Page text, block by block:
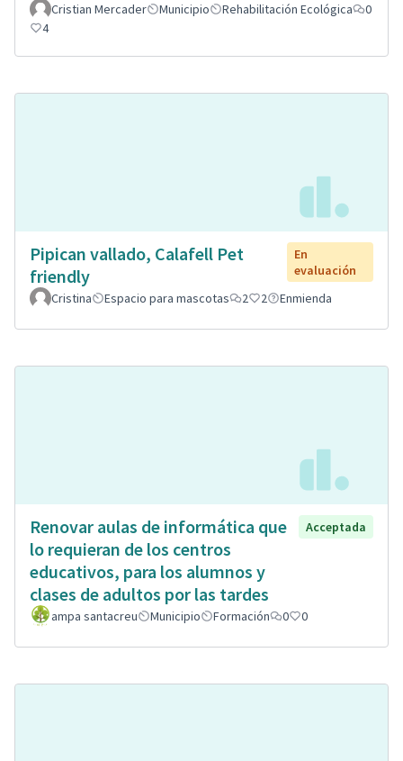
Cristian Mercader Municipio Rehabilitación Ecológica
0
4
Pipican vallado, Calafell Pet
friendly
En
evaluación
Cristina
Espacio para mascotas 2 2 Enmienda
Renovar aulas de informática que
lo requieran de los centros
educativos, para los alumnos y
clases de adultos por las tardes
Acceptada
ampa santacreu Municipio Formación 0 0